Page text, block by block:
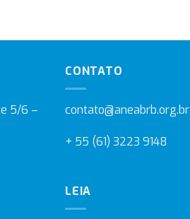
5/6 –
CONTATO
contato@aneabrb.org.br
+ 55 (61) 3223 9148
LEIA